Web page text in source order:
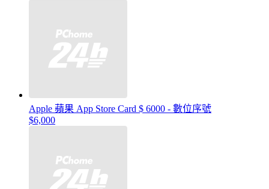
Apple 蘋果 App Store Card $ 6000 - 數位序號
$6,000